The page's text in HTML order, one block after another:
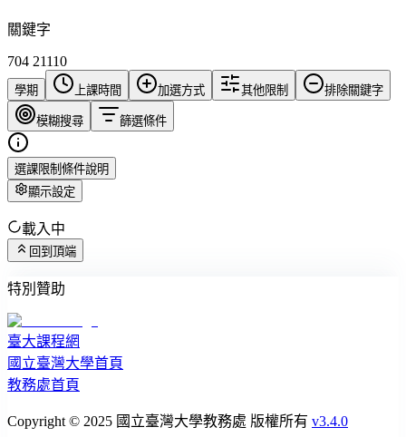
關鍵字
704 21110
學期 上課時間 加選方式 其他限制 排除關鍵字
模糊搜尋 篩選條件
選課限制條件說明
顯示設定
載入中
回到頂端
特別贊助
臺大課程網
國立臺灣大學首頁
教務處首頁
Copyright © 2025 國立臺灣大學教務處 版權所有 v3.4.0